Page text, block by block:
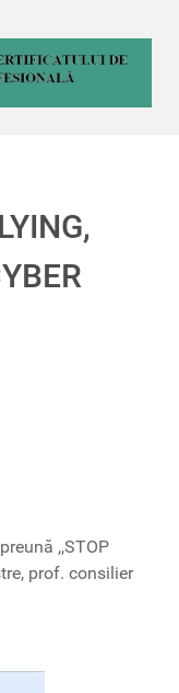
,,STOP
prof. consilier